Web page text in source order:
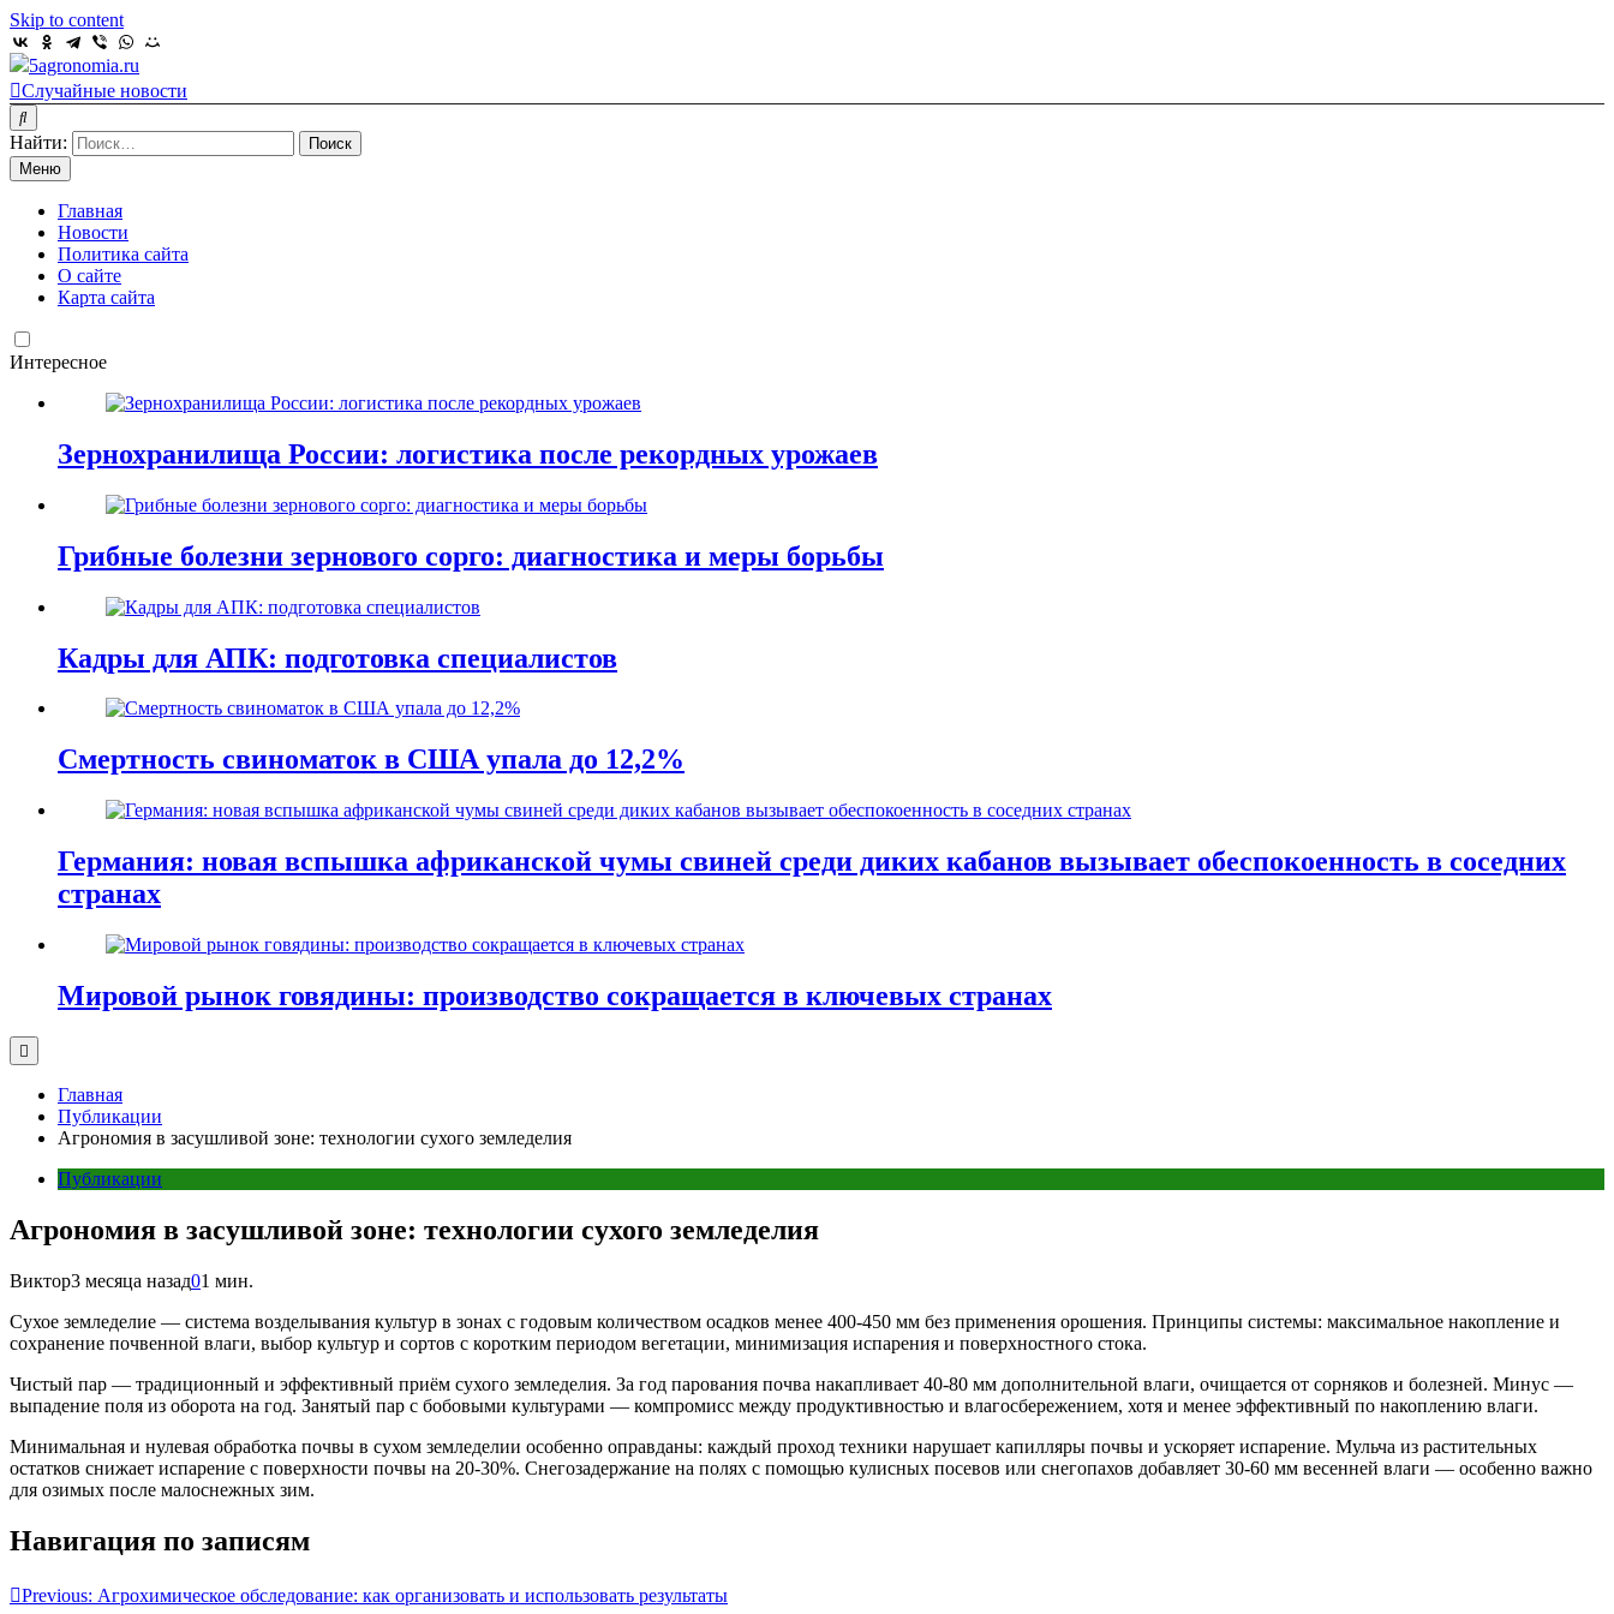
Skip to content
5agronomia.ru
Случайные новости
Найти:
Меню
Главная
Новости
Политика сайта
О сайте
Карта сайта
Интересное
Зернохранилища России: логистика после рекордных урожаев
Грибные болезни зернового сорго: диагностика и меры борьбы
Кадры для АПК: подготовка специалистов
Смертность свиноматок в США упала до 12,2%
Германия: новая вспышка африканской чумы свиней среди диких кабанов вызывает обеспокоенность в соседних
странах
Мировой рынок говядины: производство сокращается в ключевых странах
Главная
Публикации
Агрономия в засушливой зоне: технологии сухого земледелия
Публикации
Агрономия в засушливой зоне: технологии сухого земледелия
Виктор3 месяца назад01 мин.
Сухое земледелие — система возделывания культур в зонах с годовым количеством осадков менее 400-450 мм без применения орошения. Принципы системы: максимальное накопление и
сохранение почвенной влаги, выбор культур и сортов с коротким периодом вегетации, минимизация испарения и поверхностного стока.
Чистый пар — традиционный и эффективный приём сухого земледелия. За год парования почва накапливает 40-80 мм дополнительной влаги, очищается от сорняков и болезней. Минус —
выпадение поля из оборота на год. Занятый пар с бобовыми культурами — компромисс между продуктивностью и влагосбережением, хотя и менее эффективный по накоплению влаги.
Минимальная и нулевая обработка почвы в сухом земледелии особенно оправданы: каждый проход техники нарушает капилляры почвы и ускоряет испарение. Мульча из растительных
остатков снижает испарение с поверхности почвы на 20-30%. Снегозадержание на полях с помощью кулисных посевов или снегопахов добавляет 30-60 мм весенней влаги — особенно важно
для озимых после малоснежных зим.
Навигация по записям
Previous: Агрохимическое обследование: как организовать и использовать результаты